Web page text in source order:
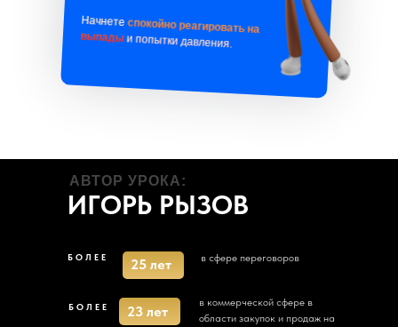
Начнетеспокойно реагировать на
выпадыи попытки давления.
25 лет
БОЛЕЕ в сфере переговоров
23 лет
БОЛЕЕ
в коммерческой сфере в
области закупок и продаж на
ИГОРЬ РЫЗОВ
АВТОР УРОКА: